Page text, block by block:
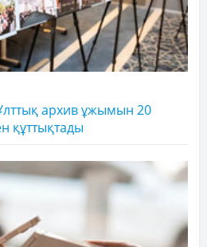
архив ұжымын 20
құттықтады